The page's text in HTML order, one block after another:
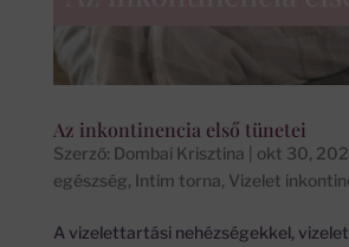
Az inkontinencia első tünetei
Szerző: Dombai Krisztina okt 30,
egészség, Intim torna, Vizelet
A vizelettartási nehézségekkel,